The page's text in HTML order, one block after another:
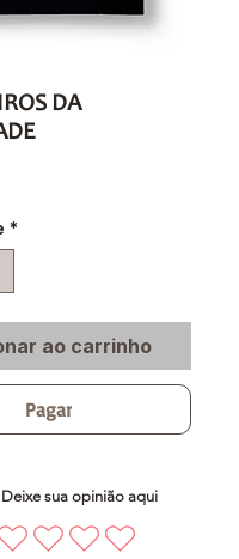
DA
*
ao carrinho
Pagar
sua opinião aqui